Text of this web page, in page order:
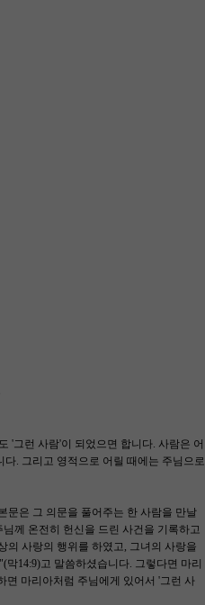
'그런 사람'이 되었으면 합니다. 사람은 어
. 그리고 영적으로 어릴 때에는 주님으로
문은 그 의문을 풀어주는 한 사람을 만날
께 온전히 헌신을 드린 사건을 기록하고
의 사랑의 행위를 하였고, 그녀의 사랑을
14:9)고 말씀하셨습니다. 그렇다면 마리
면 마리아처럼 주님에게 있어서 '그런 사